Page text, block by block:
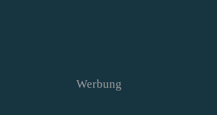
Werbung